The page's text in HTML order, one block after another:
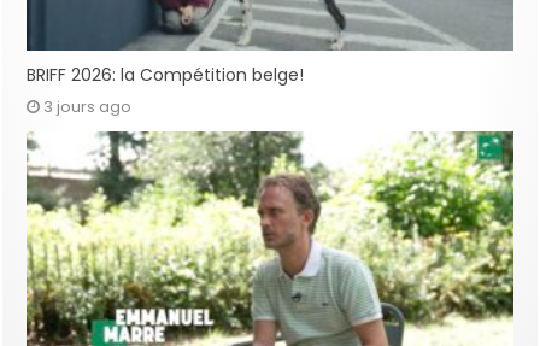
BRIFF 2026: la Compétition belge!
3 jours ago